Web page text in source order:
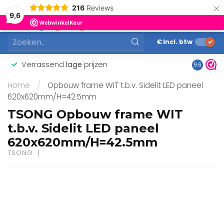
9,6
216 Reviews ×
MENU
0
€Incl. btw
Verrassend lage prijzen 9.6
Home /
Opbouw frame WIT t.b.v. Sidelit LED paneel
620x620mm/H=42.5mm
TSONG Opbouw frame WIT
t.b.v. Sidelit LED paneel
620x620mm/H=42.5mm
TSONG